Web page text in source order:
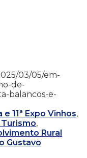
03/05/em-
de-
balancos-e-
11ª Expo Vinhos,
,
Rural
Gustavo